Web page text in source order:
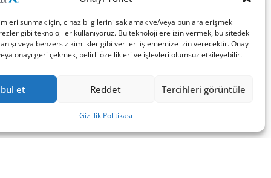
sunmak için, cihaz bilgilerini saklamak ve/veya bunlara erişmek
gibi teknolojiler kullanıyoruz. Bu teknolojilere izin vermek, bu sitedeki
veya benzersiz kimlikler gibi verileri işlememize izin verecektir. Onay
onayı geri çekmek, belirli özellikleri ve işlevleri olumsuz etkileyebilir.
et Reddet Tercihleri görüntüle
Gizlilik Politikası